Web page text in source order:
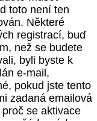
toto není ten
Některé
registrací, buď
než se budete
byli byste k
e-mail,
pokud jste tento
zadaná emailová
se aktivace